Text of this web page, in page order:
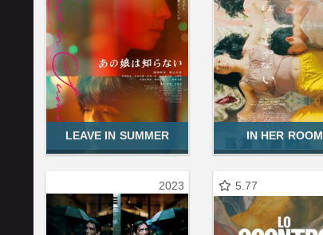
LEAVE IN SUMMER IN HER ROOM
2023 5.77